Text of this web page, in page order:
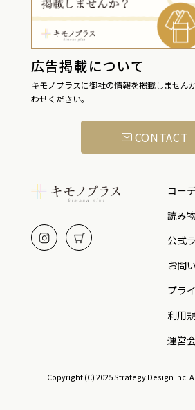
広告掲載について
キモノプラスに御社の情報を掲載しません
わせください。
CONTACT
コー
読み
公式
お問
プラ
利用
運営
Copyright (C) 2025 Strategy Design inc.